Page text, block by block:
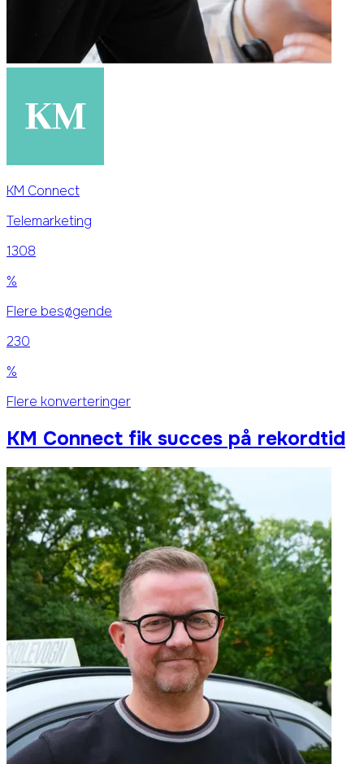
KM Connect
Telemarketing
1308
%
Flere besøgende
230
%
Flere konverteringer
KM Connect fik succes på rekordtid